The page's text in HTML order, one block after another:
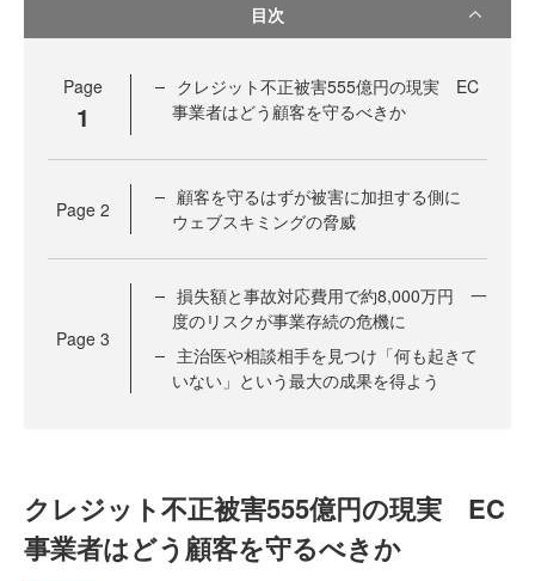
目次
Page
1
クレジット不正被害555億円の現実 EC
事業者はどう顧客を守るべきか
Page 2
顧客を守るはずが被害に加担する側に
ウェブスキミングの脅威
Page 3
損失額と事故対応費用で約8,000万円 一
度のリスクが事業存続の危機に
主治医や相談相手を見つけ「何も起きて
いない」という最大の成果を得よう
クレジット不正被害555億円の現実 EC
事業者はどう顧客を守るべきか